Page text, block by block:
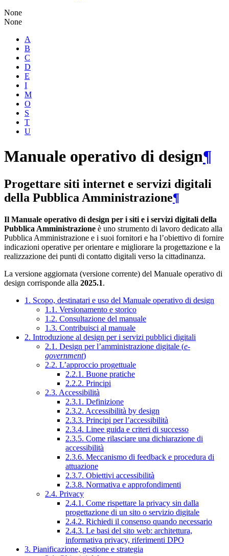
None
None
A
B
C
D
E
I
M
O
S
T
U
Manuale operativo di design¶
Progettare siti internet e servizi digitali
della Pubblica Amministrazione¶
Il Manuale operativo di design per i siti e i servizi digitali della
Pubblica Amministrazione è uno strumento di lavoro dedicato alla
Pubblica Amministrazione e i suoi fornitori e ha l’obiettivo di fornire
indicazioni operative per orientare e migliorare la progettazione e la
realizzazione dei punti di contatto digitali verso la cittadinanza.
La versione aggiornata (versione corrente) del Manuale operativo di
design corrisponde alla 2025.1.
1. Scopo, destinatari e uso del Manuale operativo di design
1.1. Versionamento e storico
1.2. Consultazione del manuale
1.3. Contribuisci al manuale
2. Introduzione al design per i servizi pubblici digitali
2.1. Design per l’amministrazione digitale (e-
government)
2.2. L’approccio progettuale
2.2.1. Buone pratiche
2.2.2. Principi
2.3. Accessibilità
2.3.1. Definizione
2.3.2. Accessibilità by design
2.3.3. Principi per l’accessibilità
2.3.4. Linee guida e criteri di successo
2.3.5. Come rilasciare una dichiarazione di
accessibilità
2.3.6. Meccanismo di feedback e procedura di
attuazione
2.3.7. Obiettivi accessibilità
2.3.8. Normativa e approfondimenti
2.4. Privacy
2.4.1. Come rispettare la privacy sin dalla
progettazione di un sito o servizio digitale
2.4.2. Richiedi il consenso quando necessario
2.4.3. Le basi del sito web: architettura,
informativa privacy, riferimenti DPO
3. Pianificazione, gestione e strategia